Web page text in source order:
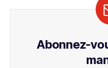
Abonnez-